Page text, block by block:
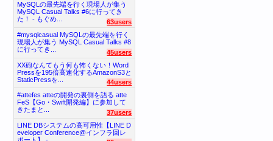
MySQLの最先端を行く現場人が集う
MySQL Casual Talks #6に行ってき
た！ - もぐめ...
63users
#mysqlcasual MySQLの最先端を行く
現場人が集う MySQL Casual Talks #8
に行ってき...
45users
XX砲なんてもう何も怖くない！Word
Pressを195倍高速化するAmazonS3と
StaticPressを...
44users
#attefes atteの開発の裏側を語る atte
FeS【Go・Swift開発編】に参加して
きたまと...
37users
LINE DBシステムの高可用性【LINE D
eveloper Conference@インフラ回レ